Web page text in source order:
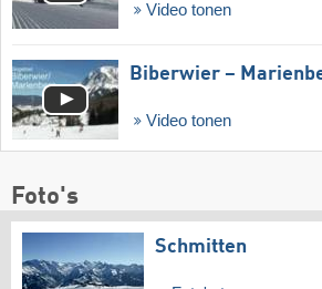
Video tonen
Biberwier –
Video tonen
Foto's
Schmitten